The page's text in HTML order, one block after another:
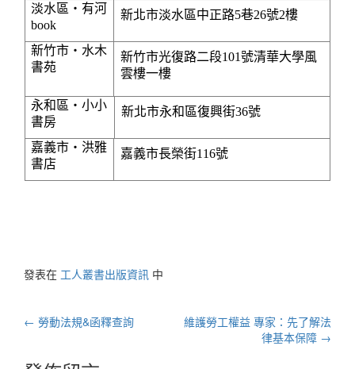
淡水區‧有河
book
新北市淡水區中正路5巷26號2樓
新竹市‧ 水木
書苑
新竹市光復路二段101號清華大學風
雲樓一樓
永和區‧小小
書房
新北市永和區復興街36號
嘉義市‧ 洪雅
書店
嘉義市長榮街116號
發表在 工人叢書出版資訊 中
文
← 勞動法規&函釋查詢
維護勞工權益 專家：先了解法
律基本保障 →